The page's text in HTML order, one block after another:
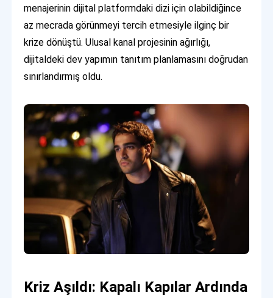
menajerinin dijital platformdaki dizi için olabildiğince
az mecrada görünmeyi tercih etmesiyle ilginç bir
krize dönüştü. Ulusal kanal projesinin ağırlığı,
dijitaldeki dev yapımın tanıtım planlamasını doğrudan
sınırlandırmış oldu.
Kriz Aşıldı: Kapalı Kapılar Ardında